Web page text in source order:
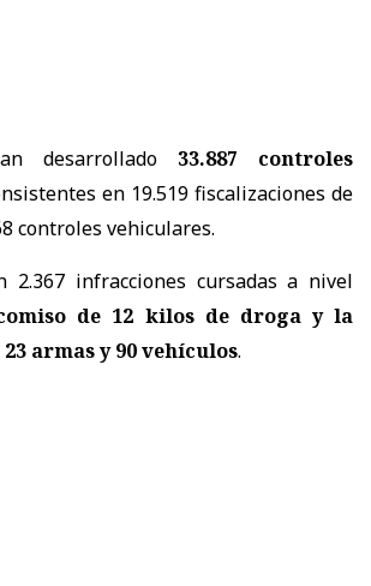
desarrollado 33.887 controles
en 19.519 fiscalizaciones de
controles vehiculares.
2.367 infracciones cursadas a nivel
de 12 kilos de droga y la
armas y 90 vehículos.